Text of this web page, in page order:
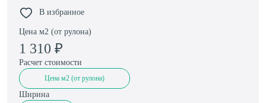
Цена м2 (от рулона)
1 310 ₽
В избранное
Расчет стоимости
Цена м2 (от рулона)
Ширина